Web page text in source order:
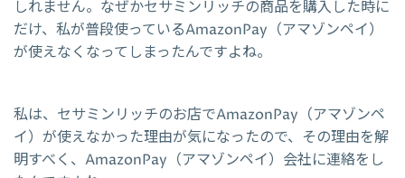
しれません。なぜかセサミンリッチの商品を購入した時に
だけ、私が普段使っているAmazonPay（アマゾンペイ）
が使えなくなってしまったんですよね。
私は、セサミンリッチのお店でAmazonPay（アマゾンペ
イ）が使えなかった理由が気になったので、その理由を解
明すべく、AmazonPay（アマゾンペイ）会社に連絡をし